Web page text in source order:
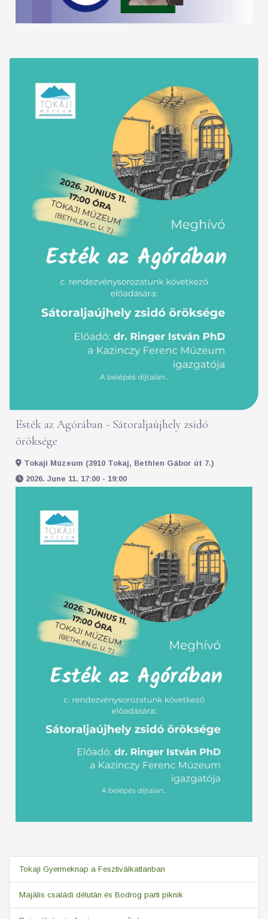
Esték az Agórában - Sátoraljaújhely zsidó
öröksége
Tokaji Múzeum (3910 Tokaj, Bethlen Gábor út 7.)
2026. June 11. 17:00 - 19:00
Tokaji Gyermeknap a Fesztiválkatlanban
Majális családi délután és Bodrog parti piknik